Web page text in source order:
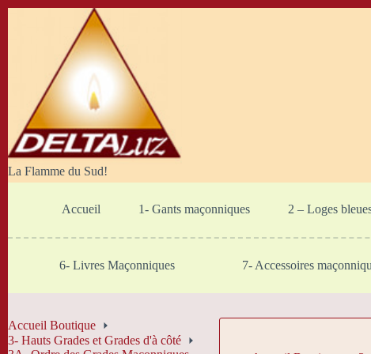
La Flamme du Sud!
Accueil 1- Gants maçonniques 2 – Loges
6- Livres Maçonniques 7- Accessoires
Accueil Boutique
3- Hauts Grades et Grades d'à côté